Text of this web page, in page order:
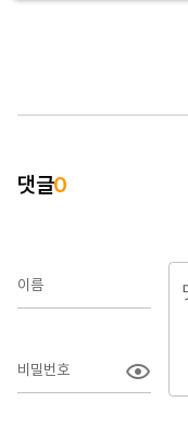
댓글0
이름
비밀번호